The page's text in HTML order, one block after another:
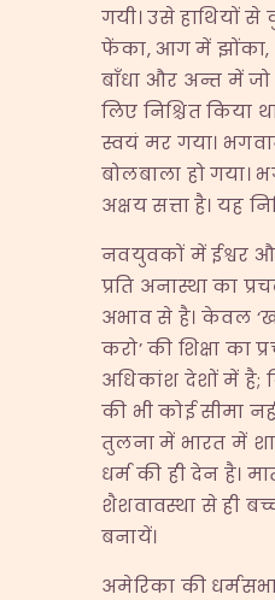
गयी। उसे हाथियों
फेंका, आग में
बाँधा और अन्त में जो
लिए निश्चित किया
स्वयं मर गया।
बोलबाला हो गया।
अक्षय सत्ता है। यह
नवयुवकों में ईश्वर
प्रति अनास्था का
अभाव से है। केवल
करो’ की शिक्षा का
अधिकांश देशों में है;
की भी कोई सीमा
तुलना में भारत में
धर्म की ही देन है।
शैशवावस्था से ही
बनायें।
अमेरिका की